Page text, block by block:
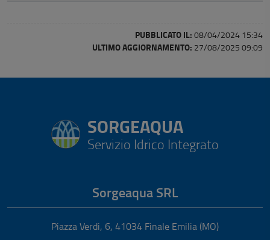
PUBBLICATO IL: 08/04/2024 15:34
ULTIMO AGGIORNAMENTO: 27/08/2025 09:09
SORGEAQUA
Servizio Idrico Integrato
Sorgeaqua SRL
Piazza Verdi, 6, 41034 Finale Emilia (MO)